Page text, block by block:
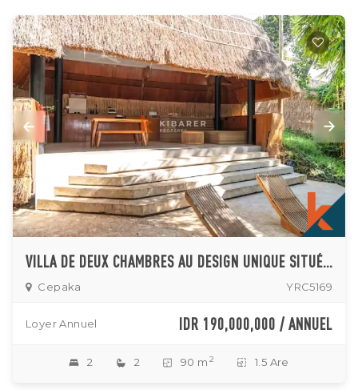
VILLA DE DEUX CHAMBRES AU DESIGN UNIQUE SITUÉE AU CŒUR DE CEPAKA
Cepaka YRC5169
Loyer Annuel IDR 190,000,000 / ANNUEL
2 2 90 m 2 1.5 Are